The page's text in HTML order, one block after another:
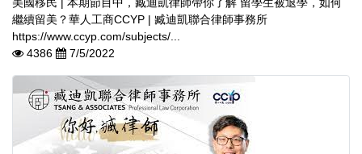
繼續留美？華人工商CCYP | 臧迪凱聯合律師事務所
https://www.ccyp.com/subjects/...
4386
7/5/2022